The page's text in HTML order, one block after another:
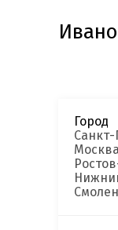
Город
Санкт-